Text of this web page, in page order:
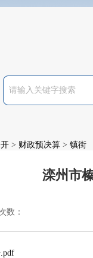
> 财政预决算 > 镇街
滦州市
数：